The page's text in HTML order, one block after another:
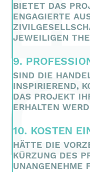
BIETET DAS
ENGAGIERTE
JEWEILIGEN
9.
SIND DIE
INSPIRIEREND,
DAS PROJEKT
ERHALTEN
10. KOSTEN
HÄTTE DIE
KÜRZUNG DES
UNANGENEHME